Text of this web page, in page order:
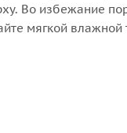
Во избежание
мягкой влажной